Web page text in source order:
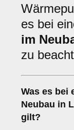
es bei
im
zu
Was es bei
Neubau in
gilt?